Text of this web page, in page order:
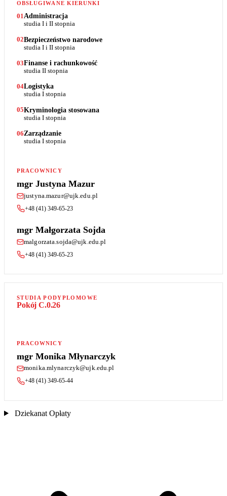
OBSŁUGIWANE KIERUNKI
01Administracja
studia I i II stopnia
02Bezpieczeństwo narodowe
studia I i II stopnia
03Finanse i rachunkowość
studia II stopnia
04Logistyka
studia I stopnia
05Kryminologia stosowana
studia I stopnia
06Zarządzanie
studia I stopnia
PRACOWNICY
mgr Justyna Mazur
justyna.mazur@ujk.edu.pl
+48 (41) 349-65-23
mgr Małgorzata Sojda
malgorzata.sojda@ujk.edu.pl
+48 (41) 349-65-23
STUDIA PODYPLOMOWE
Pokój C.0.26
PRACOWNICY
mgr Monika Młynarczyk
monika.mlynarczyk@ujk.edu.pl
+48 (41) 349-65-44
Dziekanat Opłaty